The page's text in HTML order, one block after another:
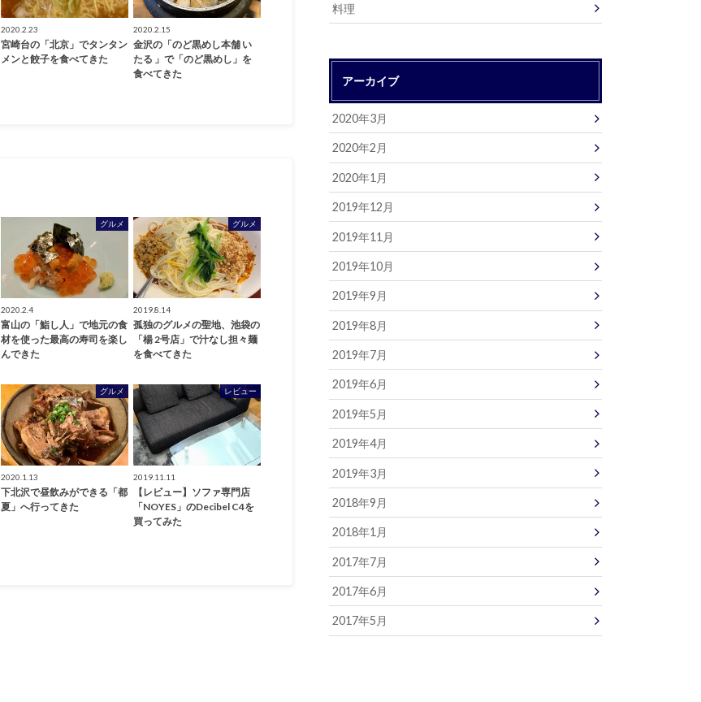
2020.2.23
宮崎台の「北京」でタンタン
メンと餃子を食べてきた
2020.2.15
金沢の「のど黒めし本舗 い
たる 」で「のど黒めし」を
食べてきた
グルメ
2020.2.4
富山の「鮨し人」で地元の食
材を使った最高の寿司を楽し
んできた
グルメ
2019.8.14
孤独のグルメの聖地、池袋の
「楊 2号店」で汁なし担々麺
を食べてきた
グルメ
2020.1.13
下北沢で昼飲みができる「都
夏」へ行ってきた
レビュー
2019.11.11
【レビュー】ソファ専門店
「NOYES」のDecibel C4を
買ってみた
料理
アーカイブ
2020年3月
2020年2月
2020年1月
2019年12月
2019年11月
2019年10月
2019年9月
2019年8月
2019年7月
2019年6月
2019年5月
2019年4月
2019年3月
2018年9月
2018年1月
2017年7月
2017年6月
2017年5月